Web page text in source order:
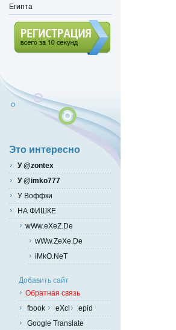
Египта
Это интересно
У @zontex
У @imko777
У Воффки
НА ФИШКЕ
wWw.eXeZ.De
wWw.ZeXe.De
iMkO.NeT
Добавить сайт
Обратная связь
fbook
eXcl
epid
Google Translate